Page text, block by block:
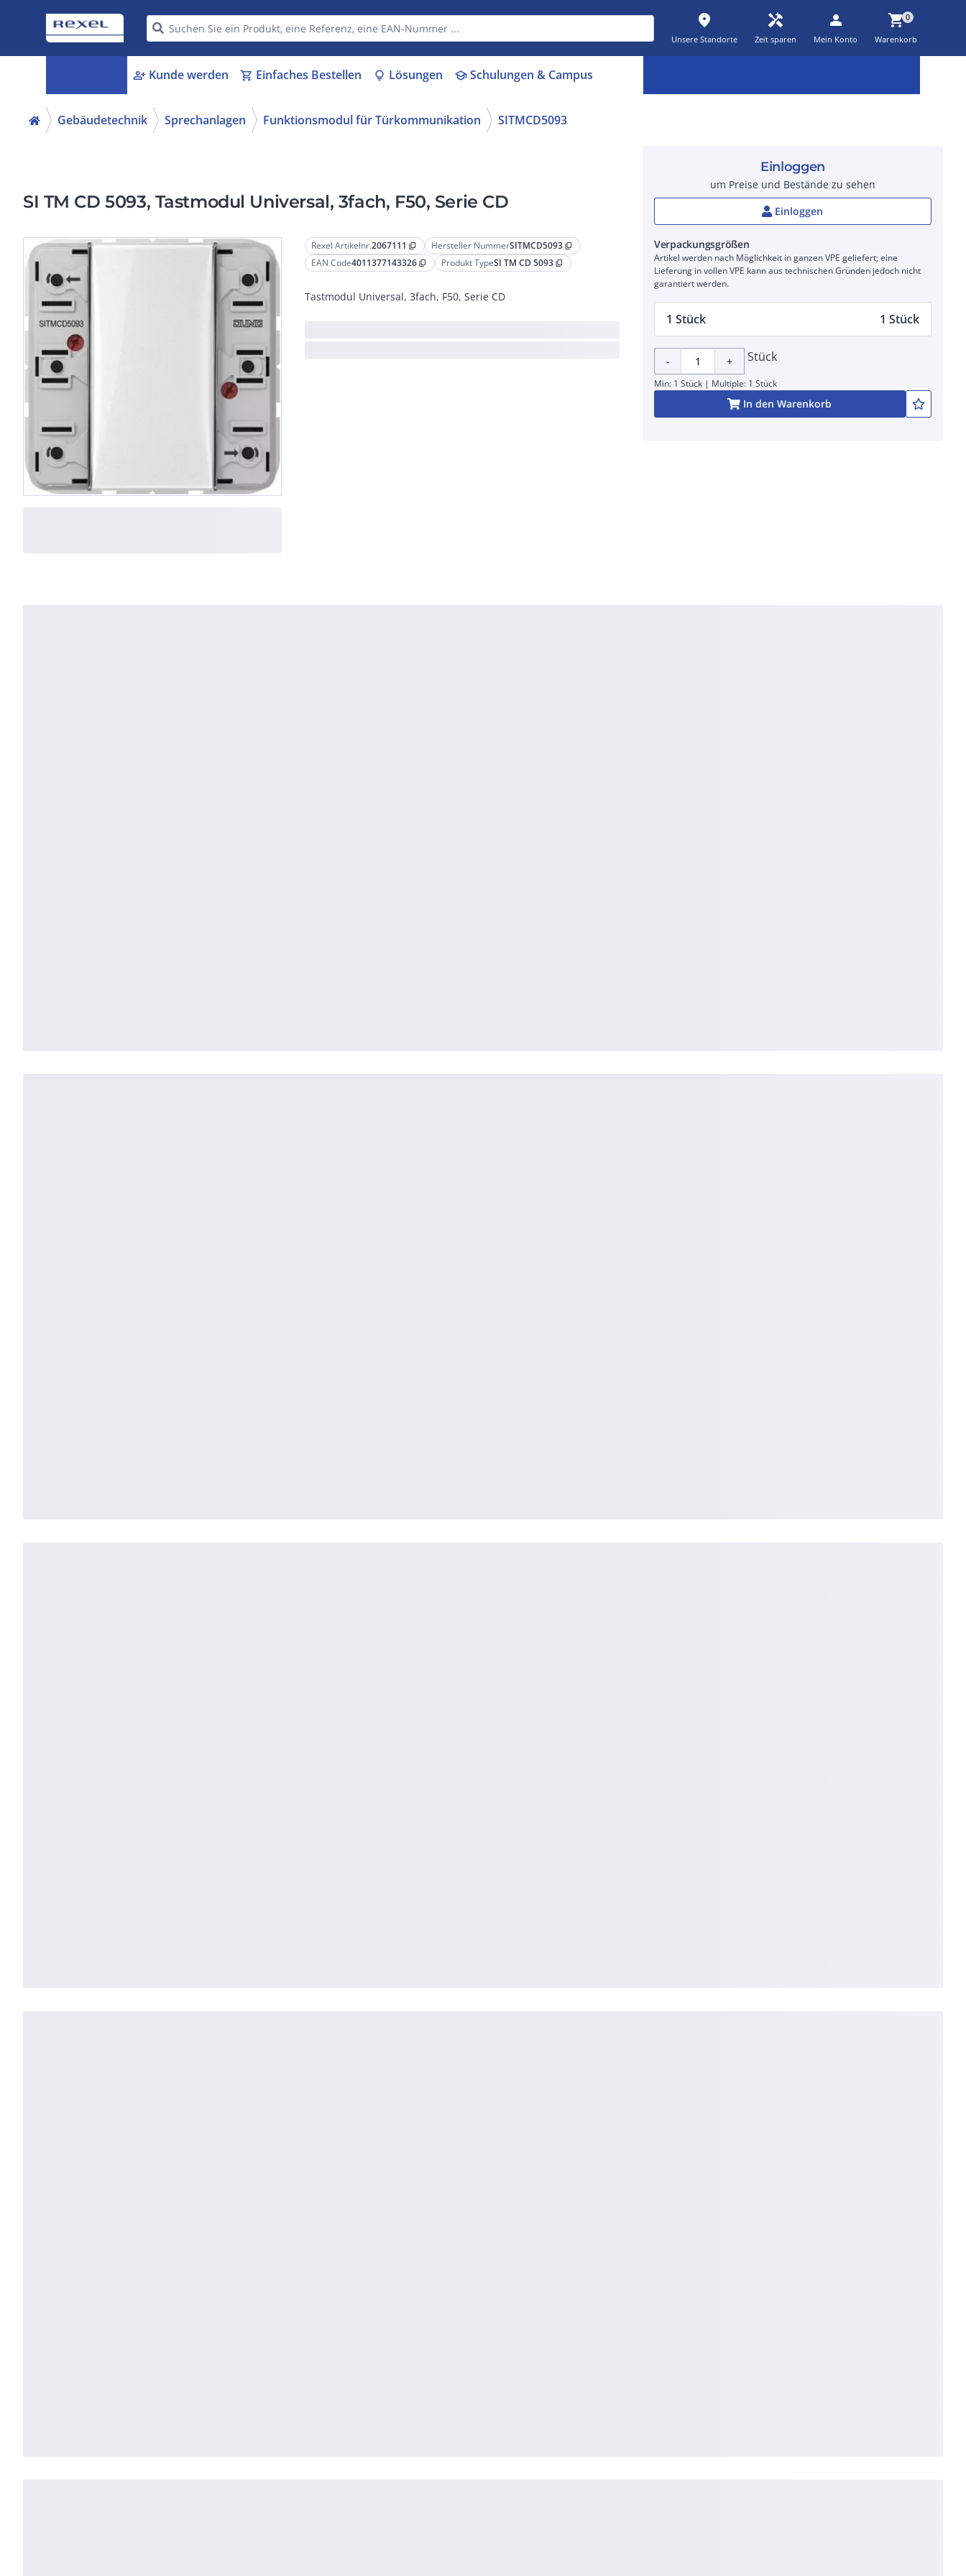
place
Unsere Standorte
handyman
Zeit sparen
person
Mein Konto
shopping_cart0
Warenkorb
person_add Kunde werden shopping_cart Einfaches Bestellen lightbulb Lösungen schoolSchulungen & Campus
Gebäudetechnik Sprechanlagen Funktionsmodul für Türkommunikation SITMCD5093
SI TM CD 5093, Tastmodul Universal, 3fach, F50, Serie CD
Rexel Artikelnr.2067111 content_copy Hersteller NummerSITMCD5093 content_copy
EAN Code4011377143326 content_copy Produkt TypeSI TM CD 5093 content_copy
Tastmodul Universal, 3fach, F50, Serie CD
Einloggen
um Preise und Bestände zu sehen
Einloggen
Verpackungsgrößen
Artikel werden nach Möglichkeit in ganzen VPE geliefert; eine
Lieferung in vollen VPE kann aus technischen Gründen jedoch nicht
garantiert werden.
1 Stück 1 Stück
- + Stück
Min: 1 Stück | Multiple: 1 Stück
In den Warenkorb